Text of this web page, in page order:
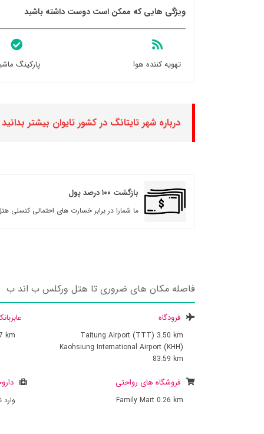
ویژگی هایی که ممکن است دوست داشته باشید
تهویه کننده هوا پارکینگ
درباره شهر تایتانگ در کشور تایوان بیشتر بدانید
بازگشت ۱۰۰ درصد پول
ما شمارا در برابر خسارت های احتمالی کنسلی
فاصله مکان های ضروری تا هتل ورکلس ب اند ب
فرودگاه
Taitung Airport (TTT) 3.50 km
Kaohsiung International Airport (KHH)
83.59 km
km
فروشگاه های رواحتی
Family Mart 0.26 km